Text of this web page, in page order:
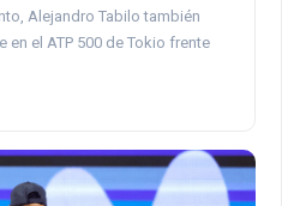
Alejandro Tabilo también
en el ATP 500 de Tokio frente